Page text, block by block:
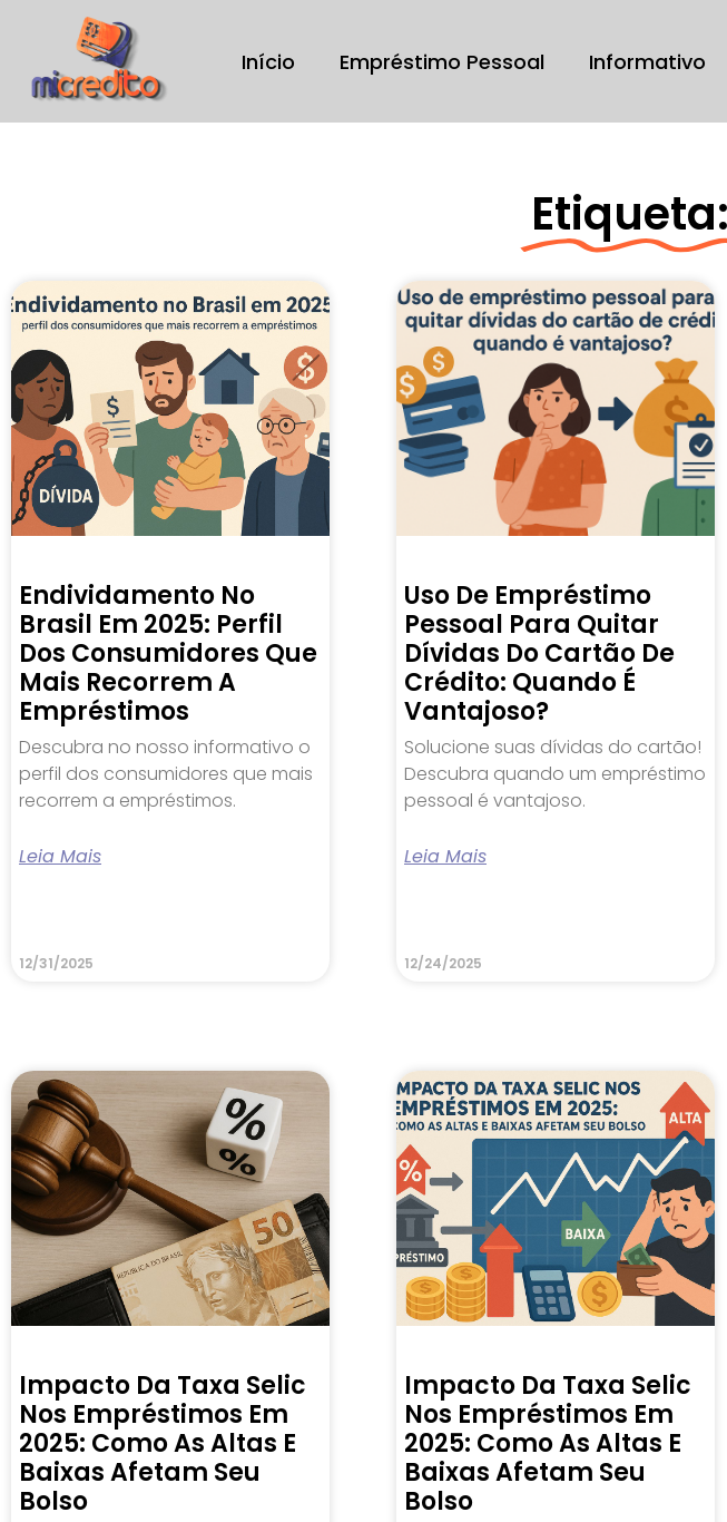
Início Empréstimo Pessoal Informativo
Endividamento No
Brasil Em 2025: Perfil
Dos Consumidores Que
Mais Recorrem A
Empréstimos
Descubra no nosso informativo o
perfil dos consumidores que mais
recorrem a empréstimos.
Leia Mais
12/31/2025
Uso De Empréstimo
Pessoal Para Quitar
Dívidas Do Cartão De
Crédito: Quando É
Vantajoso?
Solucione suas dívidas do cartão!
Descubra quando um empréstimo
pessoal é vantajoso.
Leia Mais
12/24/2025
Impacto Da Taxa Selic
Nos Empréstimos Em
2025: Como As Altas E
Baixas Afetam Seu
Bolso
Impacto Da Taxa Selic
Nos Empréstimos Em
2025: Como As Altas E
Baixas Afetam Seu
Bolso